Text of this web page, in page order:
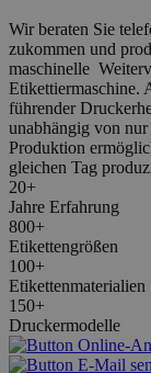
Wir beraten Sie
zukommen und
maschinelle
Etikettiermaschine.
führender
unabhängig von
Produktion
gleichen Tag
20+
Jahre Erfahrung
800+
Etikettengrößen
100+
Etikettenmaterialien
150+
Druckermodelle